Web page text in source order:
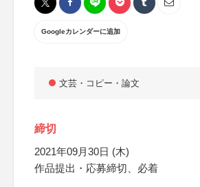
Googleカレンダーに追加
文芸・コピー・論文
締切
2021年09月30日 (木)
作品提出・応募締切、必着